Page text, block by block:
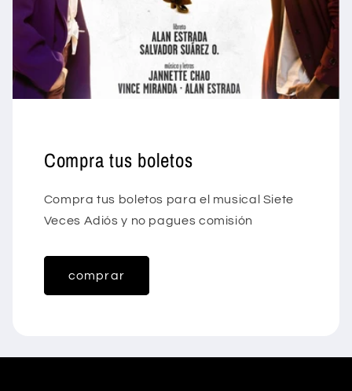
Compra tus boletos
Compra tus boletos para el musical Siete
Veces Adiós y no pagues comisión
comprar